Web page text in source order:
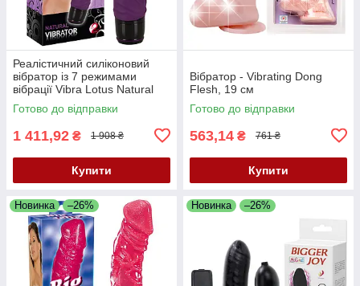
Реалістичний силіконовий
вібратор із 7 режимами
вібрації Vibra Lotus Natural
Vibrator
Готово до відправки
1 411,92 ₴ 1 908 ₴
Купити
Вібратор - Vibrating Dong
Flesh, 19 см
Готово до відправки
563,14 ₴ 761 ₴
Купити
Новинка –26% Новинка –26%